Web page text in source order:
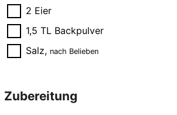
▢
2 Eier
▢
1,5 TL Backpulver
▢
Salz, nach Belieben
Zubereitung